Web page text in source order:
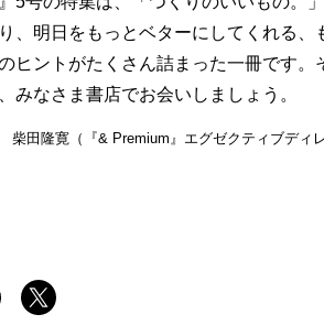
、明日をもっとベターにしてくれる、
ヒントがたくさん詰まった一冊です。
みなさま書店でお会いしましょう。
柴田隆寛（『& Premium』エグゼクティブディレ